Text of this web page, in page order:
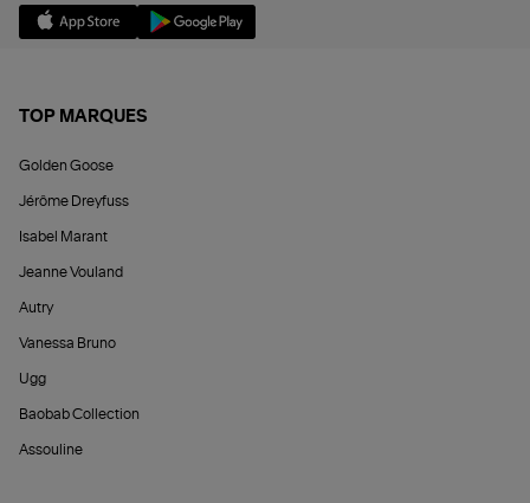
TOP MARQUES
Golden Goose
Jérôme Dreyfuss
Isabel Marant
Jeanne Vouland
Autry
Vanessa Bruno
Ugg
Baobab Collection
Assouline